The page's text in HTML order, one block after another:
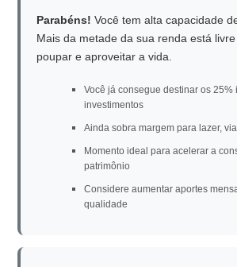
Parabéns! Você tem alta capacidade
Mais da metade da sua renda está
poupar e aproveitar a vida.
Você já consegue destinar os 25%
investimentos
Ainda sobra margem para lazer,
Momento ideal para acelerar a
patrimônio
Considere aumentar aportes
qualidade